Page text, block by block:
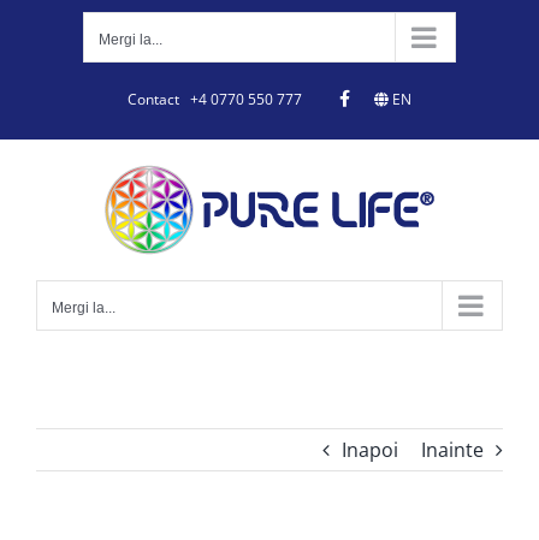
Mergi la...
Contact +4 0770 550 777 EN
Mergi la...
Inapoi Inainte